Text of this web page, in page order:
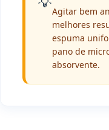
Agitar bem
melhores
espuma
pano de
absorvente.